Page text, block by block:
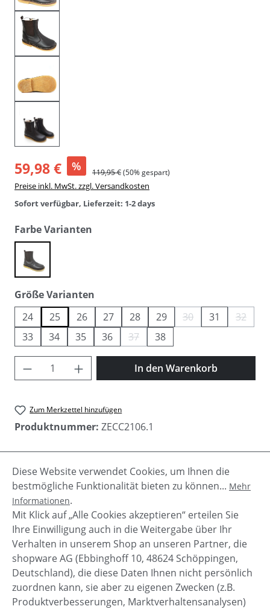
59,98 € % 119,95 €(50% gespart)
Preise inkl. MwSt. zzgl. Versandkosten
Sofort verfügbar, Lieferzeit: 1-2 days
Farbe Varianten
braun
Größe Varianten
24
25 26 27 28 29 30(Diese Option ist
31 32(Diese
33 34 35 36 37(Diese Option ist zurzeit nicht
38
Produkt Anzahl: Gib den gewünschten
In den Warenkorb
Zum Merkzettel hinzufügen
Produktnummer: ZECC2106.1
Beschreibung
Diese Zecchino d´oro Mädchen Halbstiefel sind aus
feinstem Kalbsleder. Die Chelsea Stiefel haben
seitlich einen Reißverschlu…Mehr
Service-Hotline
Diese Website verwendet Cookies, um Ihnen die
bestmögliche Funktionalität bieten zu können... Mehr
Informationen.
Mit Klick auf „Alle Cookies akzeptieren“ erteilen Sie
Ihre Einwilligung auch in die Weitergabe über Ihr
Verhalten in unserem Shop an unseren Partner, die
shopware AG (Ebbinghoff 10, 48624 Schöppingen,
Deutschland), die diese Daten Ihnen nicht persönlich
zuordnen kann, sie aber zu eigenen Zwecken (z.B.
Produktverbesserungen, Marktverhaltensanalysen)